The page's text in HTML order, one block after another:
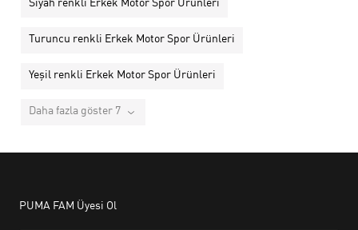
Siyah renkli Erkek Motor Spor Ürünleri
Turuncu renkli Erkek Motor Spor Ürünleri
Yeşil renkli Erkek Motor Spor Ürünleri
Daha fazla göster 7